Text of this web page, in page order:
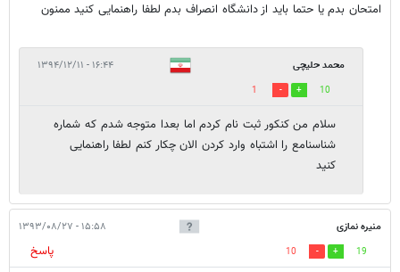
امتحان بدم یا حتما باید از دانشگاه انصراف بدم لطفا راهنمایی کنید ممنون
محمد حلیچی ۱۶:۴۴ - ۱۳۹۴/۱۲/۱۱
10
1
سلام من کنکور ثبت نام کردم اما بعدا متوجه شدم که شماره
شناسنامع را اشتباه وارد کردن الان چکار کنم لطفا راهنمایی
کنید
منیره نمازی ۱۵:۵۸ - ۱۳۹۳/۰۸/۲۷
19
10
پاسخ